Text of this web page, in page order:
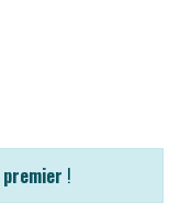
premier !